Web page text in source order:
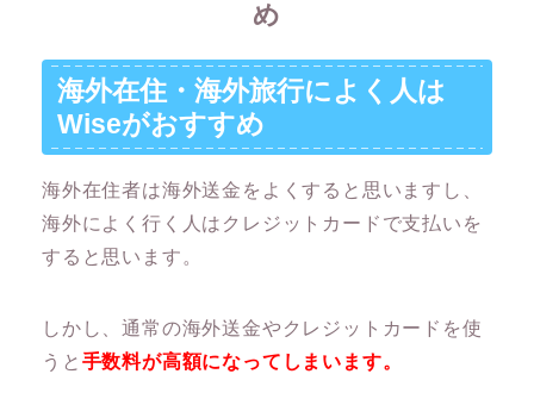
め
海外在住・海外旅行によく人は
Wiseがおすすめ
海外在住者は海外送金をよくすると思いますし、
海外によく行く人はクレジットカードで支払いを
すると思います。
しかし、通常の海外送金やクレジットカードを使
うと 手数料が高額になってしまいます。